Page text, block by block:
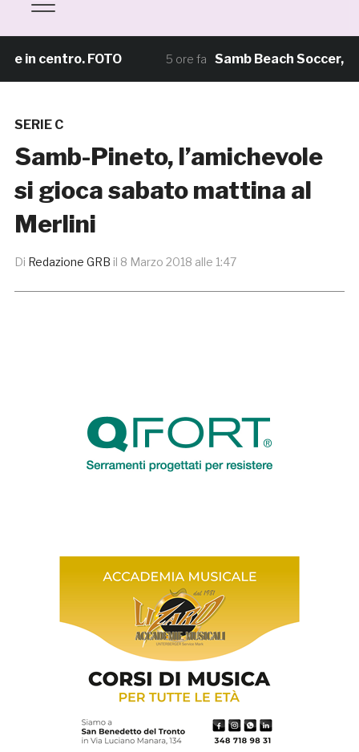
centro. FOTO 5 ore fa Samb Beach Soccer, il
SERIE C
Samb-Pineto, l’amichevole
si gioca sabato mattina al
Merlini
Di Redazione GRB il 8 Marzo 2018 alle 1:47